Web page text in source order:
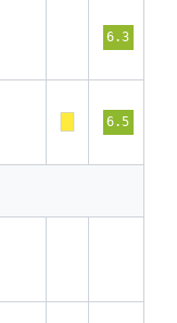
6.3
6.5